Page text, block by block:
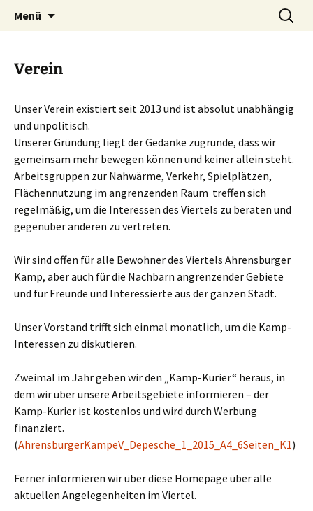
Interessenvertretung
Ahrensburger Kamp e. V.
Ahrensburg, Schleswig-Holstein
Menü
Suchen
nach:
Verein
Unser Verein existiert seit 2013 und ist absolut unabhängig
und unpolitisch.
Unserer Gründung liegt der Gedanke zugrunde, dass wir
gemeinsam mehr bewegen können und keiner allein steht.
Arbeitsgruppen zur Nahwärme, Verkehr, Spielplätzen,
Flächennutzung im angrenzenden Raum treffen sich
regelmäßig, um die Interessen des Viertels zu beraten und
gegenüber anderen zu vertreten.
Wir sind offen für alle Bewohner des Viertels Ahrensburger
Kamp, aber auch für die Nachbarn angrenzender Gebiete
und für Freunde und Interessierte aus der ganzen Stadt.
Unser Vorstand trifft sich einmal monatlich, um die Kamp-
Interessen zu diskutieren.
Zweimal im Jahr geben wir den „Kamp-Kurier“ heraus, in
dem wir über unsere Arbeitsgebiete informieren – der
Kamp-Kurier ist kostenlos und wird durch Werbung
finanziert.
(AhrensburgerKampeV_Depesche_1_2015_A4_6Seiten_K1)
Ferner informieren wir über diese Homepage über alle
aktuellen Angelegenheiten im Viertel.